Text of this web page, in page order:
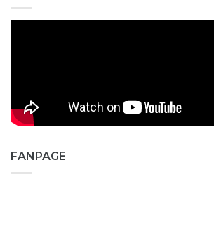
FANPAGE